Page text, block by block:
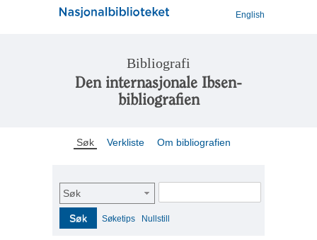
English
Bibliografi
Den internasjonale Ibsen-
bibliografien
Søk Verkliste Om bibliografien
Søk
Søk Søketips Nullstill